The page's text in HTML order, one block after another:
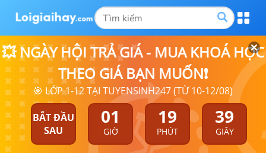
💥 NGÀY HỘI TRẢ GIÁ - MUA KHOÁ HỌC
THEO GIÁ BẠN MUỐN❗
🎯 LỚP 1-12 TẠI TUYENSINH247 (TỪ 10-12/08)
BẮT ĐẦU
SAU
01
GIỜ
19
PHÚT
38
GIÂY